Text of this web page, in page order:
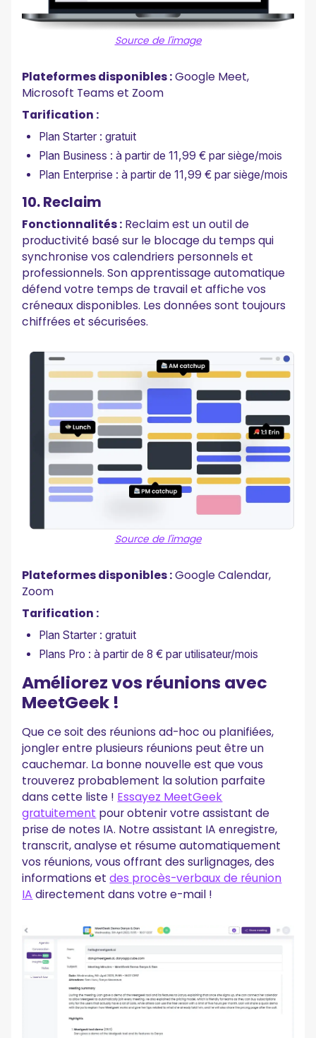
Source de l'image
Plateformes disponibles :Google Meet,
Microsoft Teams et Zoom
Tarification :
Plan Starter : gratuit
Plan Business : à partir de 11,99 € par siège/mois
Plan Enterprise : à partir de 11,99 € par siège/mois
10. Reclaim
Fonctionnalités : Reclaim est un outil de
productivité basé sur le blocage du temps qui
synchronise vos calendriers personnels et
professionnels. Son apprentissage automatique
défend votre temps de travail et affiche vos
créneaux disponibles. Les données sont toujours
chiffrées et sécurisées.
Source de l'image
Plateformes disponibles :Google Calendar,
Zoom
Tarification :
Plan Starter : gratuit
Plans Pro : à partir de 8 € par utilisateur/mois
Améliorez vos réunions avec
MeetGeek !
Que ce soit des réunions ad-hoc ou planifiées,
jongler entre plusieurs réunions peut être un
cauchemar. La bonne nouvelle est que vous
trouverez probablement la solution parfaite
dans cette liste ! Essayez MeetGeek
gratuitement pour obtenir votre assistant de
prise de notes IA. Notre assistant IA enregistre,
transcrit, analyse et résume automatiquement
vos réunions, vous offrant des surlignages, des
informations etdes procès-verbaux de réunion
IA directement dans votre e-mail !